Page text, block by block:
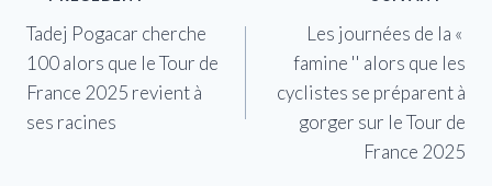
de
l’article
Tadej Pogacar cherche
100 alors que le Tour de
France 2025 revient à
ses racines
Les journées de la «
famine '' alors que les
cyclistes se préparent à
gorger sur le Tour de
France 2025